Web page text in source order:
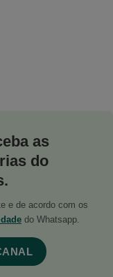
as
do
e de acordo com os
do Whatsapp.